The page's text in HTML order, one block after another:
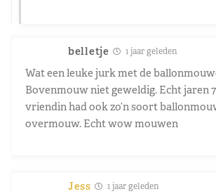
belletje 1 jaar geleden
Wat een leuke jurk met de
Bovenmouw niet geweldig. Echt jaren
vriendin had ook zo’n soort
overmouw. Echt wow mouwen
Jess 1 jaar geleden